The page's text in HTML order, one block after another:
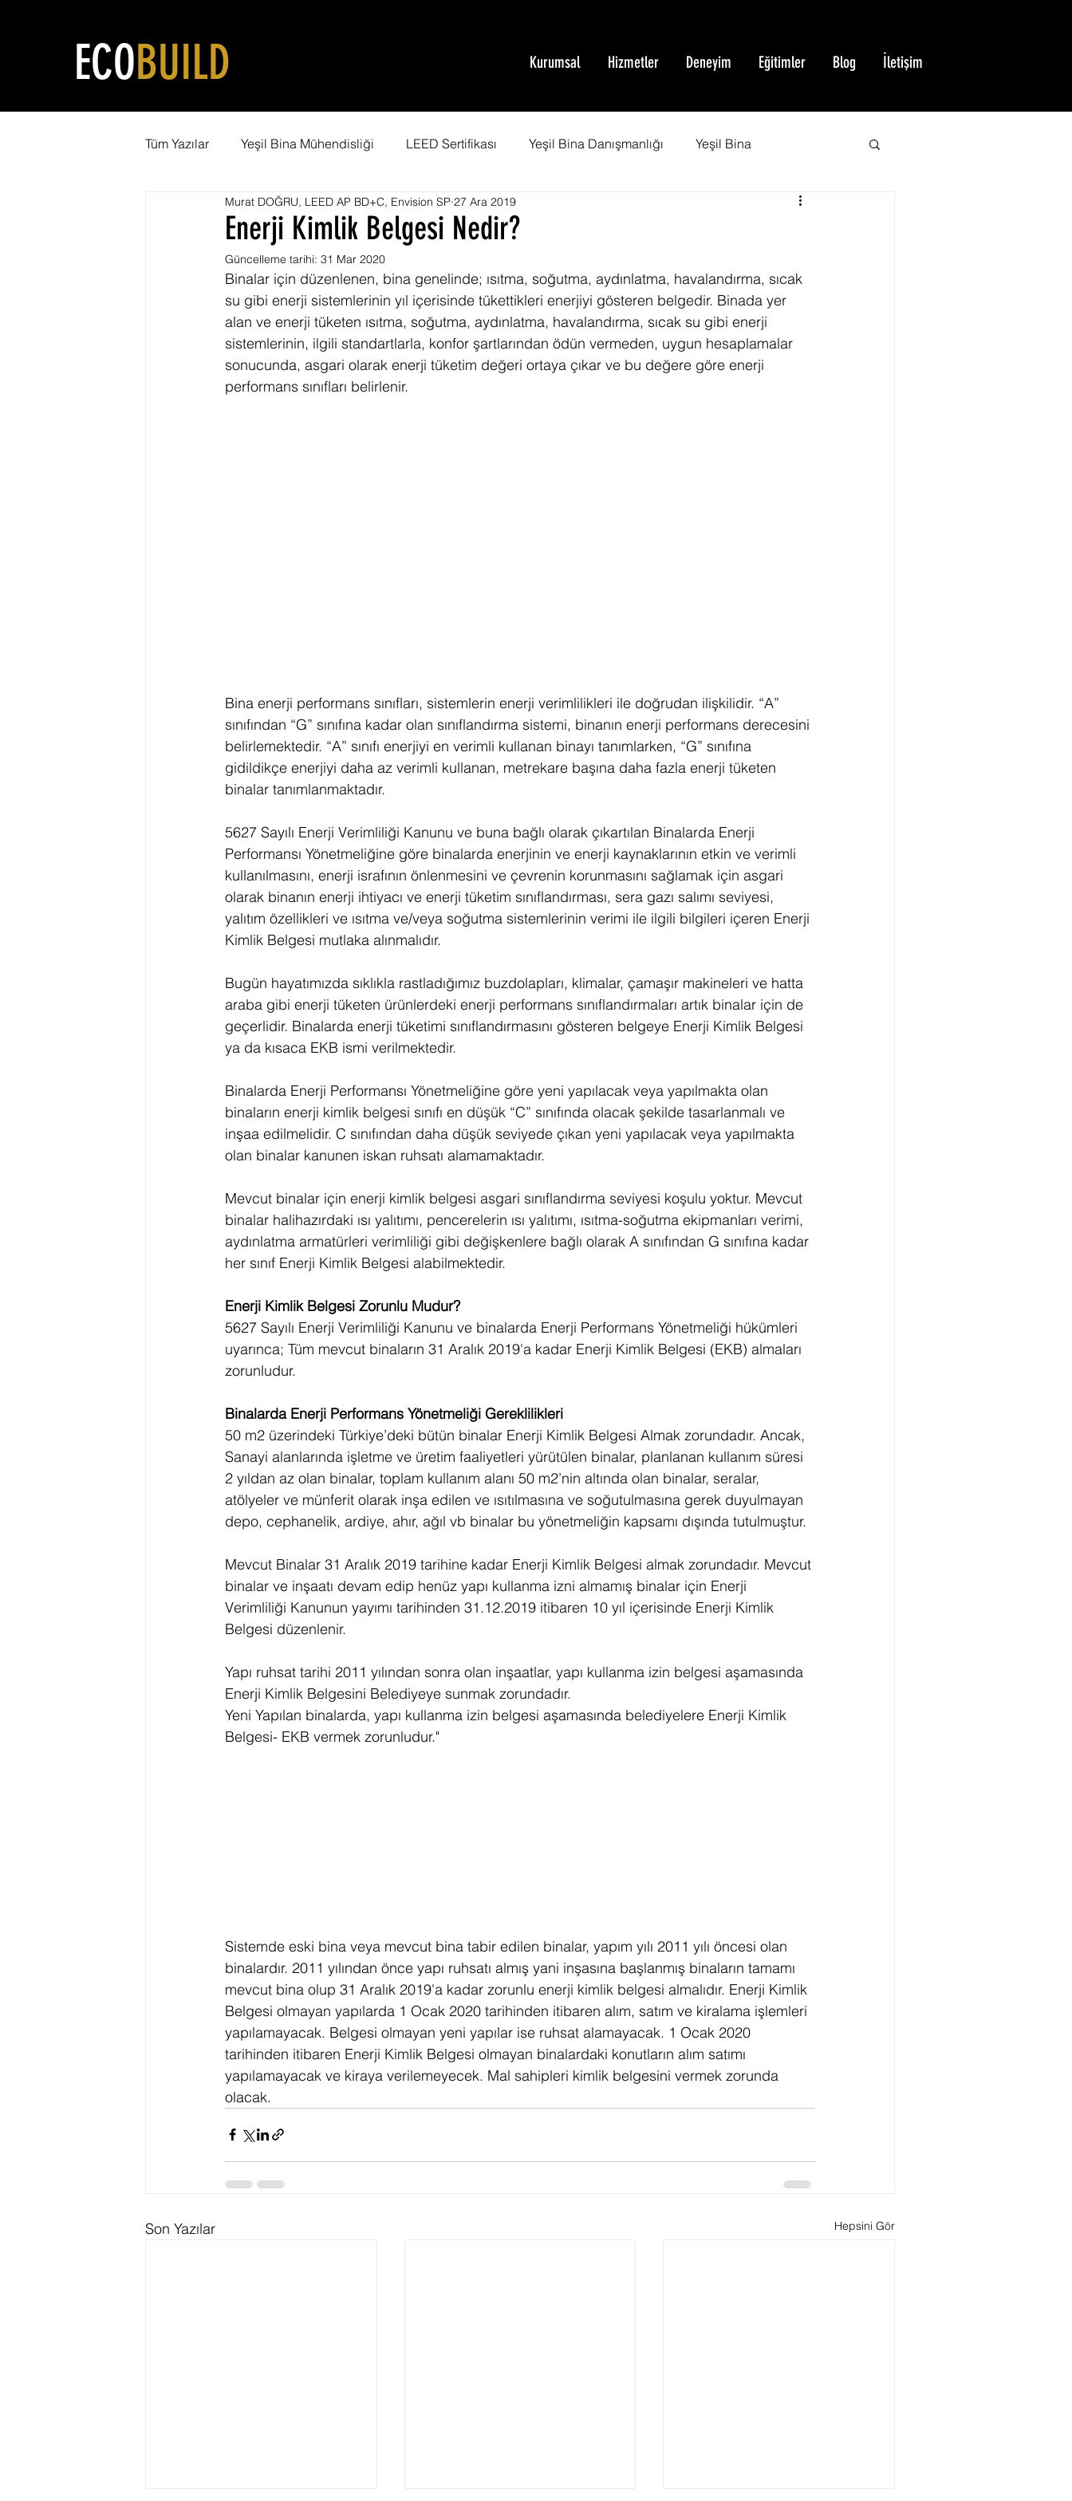
ECOBUILD Kurumsal Hizmetler Deneyim Eğitimler Blog İletişim
Tüm Yazılar Yeşil Bina Mühendisliği LEED Sertifikası Yeşil Bina Danışmanlığı Yeşil Bina
Yeşil Şehircilik LEED Eğitimi Green Building BREEAM Sertifikası
Karbon Ayak İzi WELL Sertifikası Net Sıfır Enerji Bina Sera Gazı Emisyonu Yeşil Bina Sertifikası
Net Pozitif Bina LEED Danışmanlığı WELL Eğitimi SITES Danışmanlığı
İklim Değişikliği Eylem Planı
Enerji Kimlik Belgesi Nedir?
Murat DOĞRU, LEED AP BD+C, Envision SP 27 Ara 2019
Güncelleme tarihi: 31 Mar 2020
Binalar için düzenlenen, bina genelinde; ısıtma, soğutma, aydınlatma, havalandırma, sıcak
su gibi enerji sistemlerinin yıl içerisinde tükettikleri enerjiyi gösteren belgedir. Binada yer
alan ve enerji tüketen ısıtma, soğutma, aydınlatma, havalandırma, sıcak su gibi enerji
sistemlerinin, ilgili standartlarla, konfor şartlarından ödün vermeden, uygun hesaplamalar
sonucunda, asgari olarak enerji tüketim değeri ortaya çıkar ve bu değere göre enerji
performans sınıfları belirlenir.
Bina enerji performans sınıfları, sistemlerin enerji verimlilikleri ile doğrudan ilişkilidir. “A”
sınıfından “G” sınıfına kadar olan sınıflandırma sistemi, binanın enerji performans derecesini
belirlemektedir. “A” sınıfı enerjiyi en verimli kullanan binayı tanımlarken, “G” sınıfına
gidildikçe enerjiyi daha az verimli kullanan, metrekare başına daha fazla enerji tüketen
binalar tanımlanmaktadır.
5627 Sayılı Enerji Verimliliği Kanunu ve buna bağlı olarak çıkartılan Binalarda Enerji
Performansı Yönetmeliğine göre binalarda enerjinin ve enerji kaynaklarının etkin ve verimli
kullanılmasını, enerji israfının önlenmesini ve çevrenin korunmasını sağlamak için asgari
olarak binanın enerji ihtiyacı ve enerji tüketim sınıflandırması, sera gazı salımı seviyesi,
yalıtım özellikleri ve ısıtma ve/veya soğutma sistemlerinin verimi ile ilgili bilgileri içeren Enerji
Kimlik Belgesi mutlaka alınmalıdır.
Bugün hayatımızda sıklıkla rastladığımız buzdolapları, klimalar, çamaşır makineleri ve hatta
araba gibi enerji tüketen ürünlerdeki enerji performans sınıflandırmaları artık binalar için de
geçerlidir. Binalarda enerji tüketimi sınıflandırmasını gösteren belgeye Enerji Kimlik Belgesi
ya da kısaca EKB ismi verilmektedir.
Binalarda Enerji Performansı Yönetmeliğine göre yeni yapılacak veya yapılmakta olan
binaların enerji kimlik belgesi sınıfı en düşük “C” sınıfında olacak şekilde tasarlanmalı ve
inşaa edilmelidir. C sınıfından daha düşük seviyede çıkan yeni yapılacak veya yapılmakta
olan binalar kanunen iskan ruhsatı alamamaktadır.
Mevcut binalar için enerji kimlik belgesi asgari sınıflandırma seviyesi koşulu yoktur. Mevcut
binalar halihazırdaki ısı yalıtımı, pencerelerin ısı yalıtımı, ısıtma-soğutma ekipmanları verimi,
aydınlatma armatürleri verimliliği gibi değişkenlere bağlı olarak A sınıfından G sınıfına kadar
her sınıf Enerji Kimlik Belgesi alabilmektedir.
Enerji Kimlik Belgesi Zorunlu Mudur?
5627 Sayılı Enerji Verimliliği Kanunu ve binalarda Enerji Performans Yönetmeliği hükümleri
uyarınca; Tüm mevcut binaların 31 Aralık 2019'a kadar Enerji Kimlik Belgesi (EKB) almaları
zorunludur.
Binalarda Enerji Performans Yönetmeliği Gereklilikleri
50 m2 üzerindeki Türkiye’deki bütün binalar Enerji Kimlik Belgesi Almak zorundadır. Ancak,
Sanayi alanlarında işletme ve üretim faaliyetleri yürütülen binalar, planlanan kullanım süresi
2 yıldan az olan binalar, toplam kullanım alanı 50 m2’nin altında olan binalar, seralar,
atölyeler ve münferit olarak inşa edilen ve ısıtılmasına ve soğutulmasına gerek duyulmayan
depo, cephanelik, ardiye, ahır, ağıl vb binalar bu yönetmeliğin kapsamı dışında tutulmuştur.
Mevcut Binalar 31 Aralık 2019 tarihine kadar Enerji Kimlik Belgesi almak zorundadır. Mevcut
binalar ve inşaatı devam edip henüz yapı kullanma izni almamış binalar için Enerji
Verimliliği Kanunun yayımı tarihinden 31.12.2019 itibaren 10 yıl içerisinde Enerji Kimlik
Belgesi düzenlenir.
Yapı ruhsat tarihi 2011 yılından sonra olan inşaatlar, yapı kullanma izin belgesi aşamasında
Enerji Kimlik Belgesini Belediyeye sunmak zorundadır.
Yeni Yapılan binalarda, yapı kullanma izin belgesi aşamasında belediyelere Enerji Kimlik
Belgesi- EKB vermek zorunludur."
Sistemde eski bina veya mevcut bina tabir edilen binalar, yapım yılı 2011 yılı öncesi olan
binalardır. 2011 yılından önce yapı ruhsatı almış yani inşasına başlanmış binaların tamamı
mevcut bina olup 31 Aralık 2019'a kadar zorunlu enerji kimlik belgesi almalıdır. Enerji Kimlik
Belgesi olmayan yapılarda 1 Ocak 2020 tarihinden itibaren alım, satım ve kiralama işlemleri
yapılamayacak. Belgesi olmayan yeni yapılar ise ruhsat alamayacak. 1 Ocak 2020
tarihinden itibaren Enerji Kimlik Belgesi olmayan binalardaki konutların alım satımı
yapılamayacak ve kiraya verilemeyecek. Mal sahipleri kimlik belgesini vermek zorunda
olacak.
Son Yazılar Hepsini Gör